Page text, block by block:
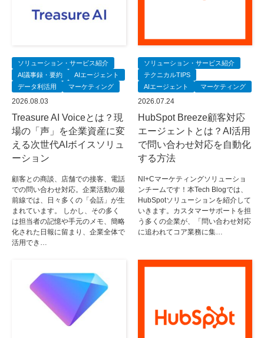
ソリューション・サービス紹介
AI議事録・要約
AIエージェント
データ利活用
マーケティング
2026.08.03
Treasure AI Voiceとは？現
場の「声」を企業資産に変
える次世代AIボイスソリュ
ーション
顧客との商談、店舗での接客、電話
での問い合わせ対応。企業活動の最
前線では、日々多くの「会話」が生
まれています。 しかし、その多く
は担当者の記憶や手元のメモ、簡略
化された日報に留まり、企業全体で
活用でき…
ソリューション・サービス紹介
テクニカルTIPS
AIエージェント
マーケティング
2026.07.24
HubSpot Breeze顧客対応
エージェントとは？AI活用
で問い合わせ対応を自動化
する方法
NI+Cマーケティングソリューショ
ンチームです！本Tech Blogでは、
HubSpotソリューションを紹介して
いきます。カスタマーサポートを担
う多くの企業が、「問い合わせ対応
に追われてコア業務に集…